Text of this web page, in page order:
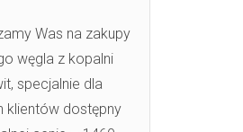
Was na zakupy
węgla z kopalni
specjalnie dla
klientów dostępny